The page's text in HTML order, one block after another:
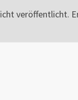
veröffentlicht.